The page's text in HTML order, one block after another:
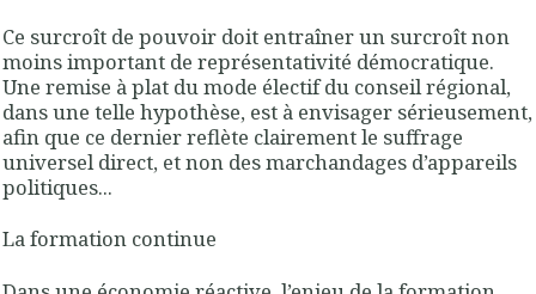
Ce surcroît de pouvoir doit entraîner un surcroît non
moins important de représentativité démocratique.
Une remise à plat du mode électif du conseil régional,
dans une telle hypothèse, est à envisager sérieusement,
afin que ce dernier reflète clairement le suffrage
universel direct, et non des marchandages d’appareils
politiques...
La formation continue